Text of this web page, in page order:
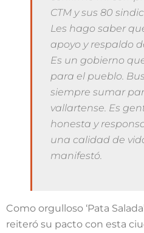
CTM y sus 80
Les hago saber
apoyo y respaldo
Es un gobierno
para el pueblo.
siempre sumar
vallartense. Es
honesta y
una calidad de
manifestó.
Como orgulloso ‘Pata
reiteró su pacto con esta